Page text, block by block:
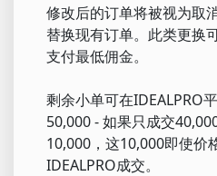
修改后的订单将被视为取
替换现有订单。此类更换
支付最低佣金。
剩余小单可在IDEALPRO
50,000 - 如果只成交
10,000，这10,000即使价
IDEALPRO成交。